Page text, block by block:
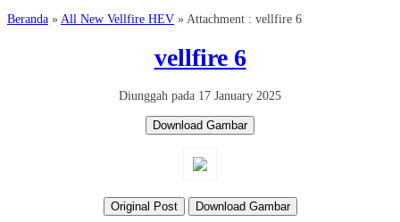
Beranda » All New Vellfire HEV » Attachment : vellfire 6
vellfire 6
Diunggah pada 17 January 2025
Download Gambar
Original Post Download Gambar